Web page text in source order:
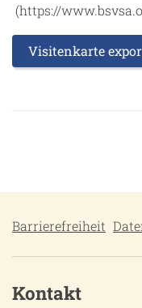
(https://
Visitenkarte
Barrierefreiheit
Kontakt